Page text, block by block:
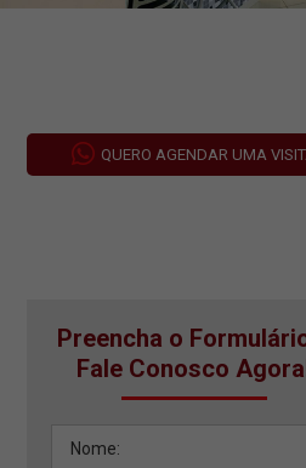
QUERO AGENDAR UMA
Preencha o
Fale Conosco